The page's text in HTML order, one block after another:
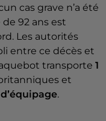
cas grave n’a été
92 ans est
Les autorités
entre ce décès et
transporte 1
et
.